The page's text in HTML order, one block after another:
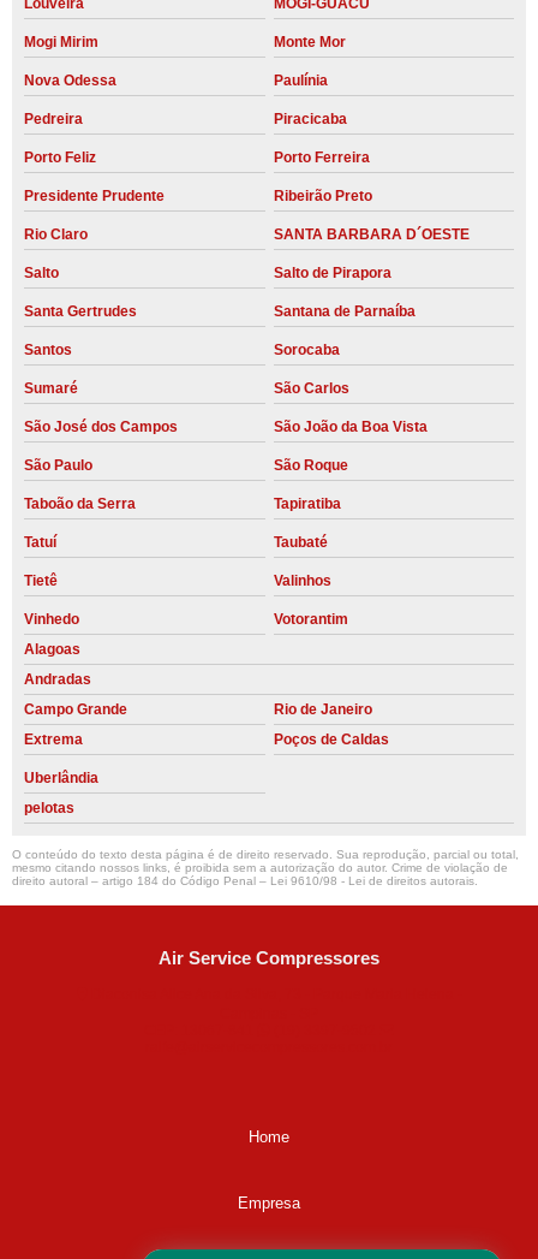
Louveira MOGI-GUACU
Mogi Mirim Monte Mor
Nova Odessa Paulínia
Pedreira Piracicaba
Porto Feliz Porto Ferreira
Presidente Prudente Ribeirão Preto
Rio Claro SANTA BARBARA D´OESTE
Salto Salto de Pirapora
Santa Gertrudes Santana de Parnaíba
Santos Sorocaba
Sumaré São Carlos
São José dos Campos São João da Boa Vista
São Paulo São Roque
Taboão da Serra Tapiratiba
Tatuí Taubaté
Tietê Valinhos
Vinhedo
Votorantim
Alagoas
Andradas
Campo Grande
Rio de Janeiro
Extrema
Poços de Caldas
Uberlândia
pelotas
O conteúdo do texto desta página é de direito reservado. Sua reprodução, parcial ou total,
mesmo citando nossos links, é proibida sem a autorização do autor. Crime de violação de
direito autoral – artigo 184 do Código Penal – Lei 9610/98 - Lei de direitos autorais.
Air Service Compressores
Home
Empresa